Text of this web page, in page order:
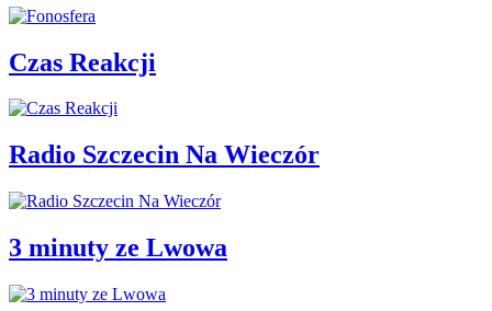
Czas Reakcji
Radio Szczecin Na Wieczór
3 minuty ze Lwowa